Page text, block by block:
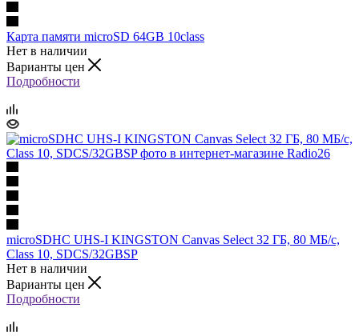
Карта памяти microSD 64GB 10class
Нет в наличии
Варианты цен
Подробности
microSDHC UHS-I KINGSTON Canvas Select 32 ГБ, 80 МБ/с,
Class 10, SDCS/32GBSP
Нет в наличии
Варианты цен
Подробности